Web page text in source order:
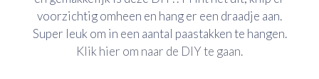
voorzichtig omheen en hang er een draadje aan.
Super leuk om in een aantal paastakken te hangen.
Klik hier om naar de DIY te gaan.